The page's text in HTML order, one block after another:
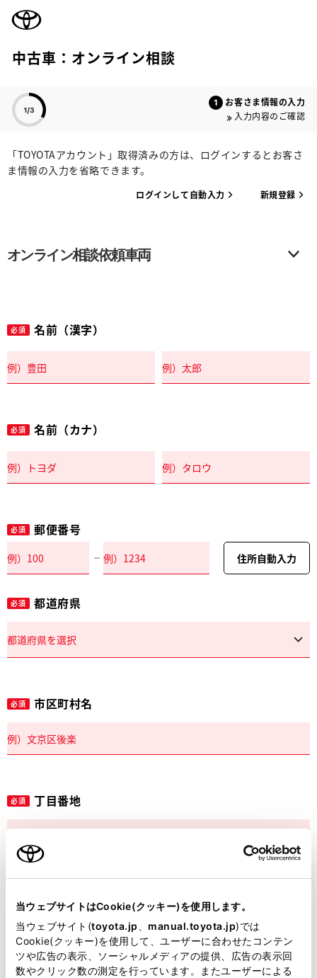
当ウェブサイトはCookie(クッキー)を使用します。
当ウェブサイト(toyota.jp manual.toyota.jp)では
Cookie(クッキー)を使用して、ユーザーに合わせたコンテン
ツや広告の表示、ソーシャルメディアの提供、広告の表示回
数やクリック数の測定を行っています。またユーザーによる
中古車：オンライン相談
お客さま情報の入力
入力内容のご確認
「TOYOTAアカウント」取得済みの方は、ログインするとお客さ
ま情報の入力を省略できます。
ログインして自動入力 新規登録
オンライン相談依頼車両
必須 名前（漢字）
必須 名前（カナ）
必須 郵便番号
住所自動入力
必須 都道府県
必須 市区町村名
必須 丁目番地
建物名